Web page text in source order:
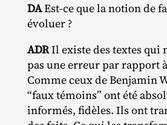
DAEst‐​ce que la notion de
évoluer ?
ADRIl existe des textes qui
pas une erreur par rapport
Comme ceux de Benjamin
“faux témoins” ont été
informés, fidèles. Ils ont